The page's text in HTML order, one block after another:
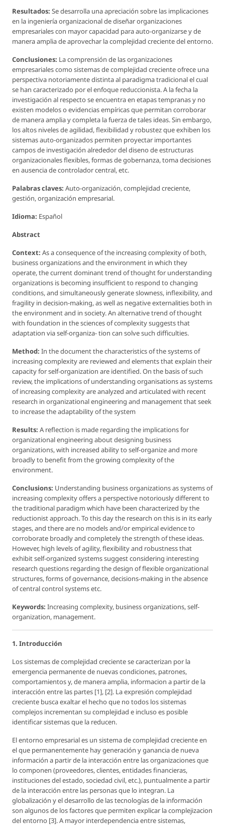
Resultados: Se desarrolla una apreciación sobre las implicaciones
en la ingeniería organizacional de diseñar organizaciones
empresariales con mayor capacidad para auto-organizarse y de
manera amplia de aprovechar la complejidad creciente del entorno.
Conclusiones: La comprensión de las organizaciones
empresariales como sistemas de complejidad creciente ofrece una
perspectiva notoriamente distinta al paradigma tradicional el cual
se han caracterizado por el enfoque reduccionista. A la fecha la
investigación al respecto se encuentra en etapas tempranas y no
existen modelos o evidencias empíricas que permitan corroborar
de manera amplia y completa la fuerza de tales ideas. Sin embargo,
los altos niveles de agilidad, flexibilidad y robustez que exhiben los
sistemas auto-organizados permiten proyectar importantes
campos de investigación alrededor del diseno de estructuras
organizacionales flexibles, formas de gobernanza, toma decisiones
en ausencia de controlador central, etc.
Palabras claves: Auto-organización, complejidad creciente,
gestión, organización empresarial.
Idioma: Español
Abstract
Context: As a consequence of the increasing complexity of both,
business organizations and the environment in which they
operate, the current dominant trend of thought for understanding
organizations is becoming insufficient to respond to changing
conditions, and simultaneously generate slowness, inflexibility, and
fragility in decision-making, as well as negative externalities both in
the environment and in society. An alternative trend of thought
with foundation in the sciences of complexity suggests that
adaptation via self-organiza- tion can solve such difficulties.
Method: In the document the characteristics of the systems of
increasing complexity are reviewed and elements that explain their
capacity for self-organization are identified. On the basis of such
review, the implications of understanding organisations as systems
of increasing complexity are analyzed and articulated with recent
research in organizational engineering and management that seek
to increase the adaptability of the system
Results: A reflection is made regarding the implications for
organizational engineering about designing business
organizations, with increased ability to self-organize and more
broadly to benefit from the growing complexity of the
environment.
Conclusions: Understanding business organizations as systems of
increasing complexity offers a perspective notoriously different to
the traditional paradigm which have been characterized by the
reductionist approach. To this day the research on this is in its early
stages, and there are no models and/or empirical evidence to
corroborate broadly and completely the strength of these ideas.
However, high levels of agility, flexibility and robustness that
exhibit self-organized systems suggest considering interesting
research questions regarding the design of flexible organizational
structures, forms of governance, decisions-making in the absence
of central control systems etc.
Keywords: Increasing complexity, business organizations, self-
organization, management.
1. Introducción
Los sistemas de complejidad creciente se caracterizan por la
emergencia permanente de nuevas condiciones, patrones,
comportamientos y, de manera amplia, informacion a partir de la
interacción entre las partes [1], [2]. La expresión complejidad
creciente busca exaltar el hecho que no todos los sistemas
complejos incrementan su complejidad e incluso es posible
identificar sistemas que la reducen.
El entorno empresarial es un sistema de complejidad creciente en
el que permanentemente hay generación y ganancia de nueva
información a partir de la interacción entre las organizaciones que
lo componen (proveedores, clientes, entidades financieras,
instituciones del estado, sociedad civil, etc.), puntualmente a partir
de la interacción entre las personas que lo integran. La
globalización y el desarrollo de las tecnologías de la información
son algunos de los factores que permiten explicar la complejizacion
del entorno [3]. A mayor interdependencia entre sistemas,